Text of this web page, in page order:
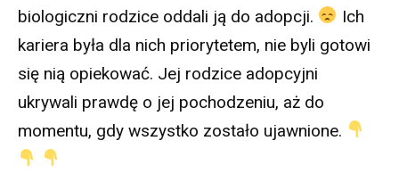
biologiczni rodzice oddali ją do adopcji.
Ich
kariera była dla nich priorytetem, nie byli gotowi
się nią opiekować. Jej rodzice adopcyjni
ukrywali prawdę o jej pochodzeniu, aż do
momentu, gdy wszystko zostało ujawnione.